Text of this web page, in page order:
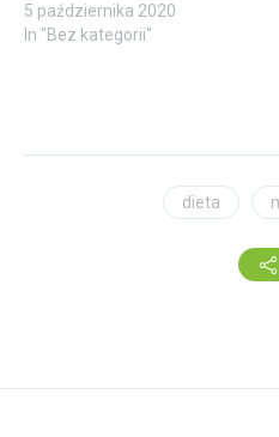
5 października 2020
In "Bez kategorii"
dieta